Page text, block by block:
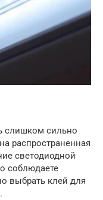
слишком сильно
распространенная
светодиодной
соблюдаете
выбрать клей для